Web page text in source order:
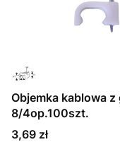
Objemka kablowa z
8/4op.100szt.
Cena
3,69 zł